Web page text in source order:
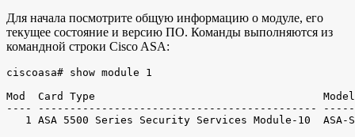
Для начала посмотрите общую информацию о модуле, его
текущее состояние и версию ПО. Команды выполняются из
командной строки Cisco ASA:
ciscoasa# show module 1
Mod  Card Type
---- --------------------------------------------
1 ASA 5500 Series Security Services Module-10  ASA-